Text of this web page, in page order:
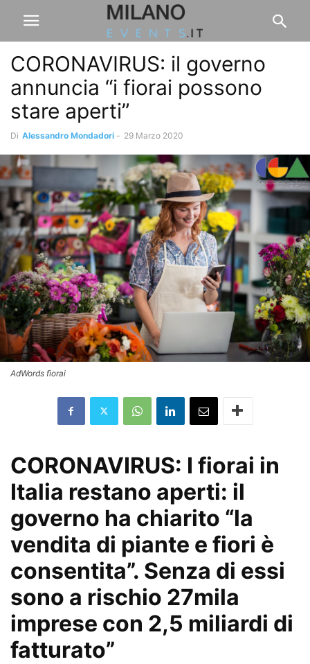
CORONAVIRUS: il governo
annuncia “i fiorai possono
stare aperti”
Di Alessandro Mondadori - 29 Marzo 2020
AdWords fiorai
CORONAVIRUS: I fiorai in
Italia restano aperti: il
governo ha chiarito “la
vendita di piante e fiori è
consentita”. Senza di essi
sono a rischio 27mila
imprese con 2,5 miliardi di
fatturato”